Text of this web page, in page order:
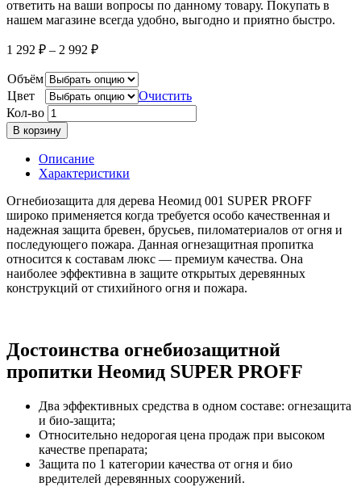
ответить на ваши вопросы по данному товару. Покупать в
нашем магазине всегда удобно, выгодно и приятно быстро.
1 292 ₽ – 2 992 ₽
Объём
Цвет
Очистить
Кол-во
В корзину
Описание
Характеристики
Огнебиозащита для дерева Неомид 001 SUPER PROFF
широко применяется когда требуется особо качественная и
надежная защита бревен, брусьев, пиломатериалов от огня и
последующего пожара. Данная огнезащитная пропитка
относится к составам люкс — премиум качества. Она
наиболее эффективна в защите открытых деревянных
конструкций от стихийного огня и пожара.
Достоинства огнебиозащитной
пропитки Неомид SUPER PROFF
Два эффективных средства в одном составе: огнезащита
и био-защита;
Относительно недорогая цена продаж при высоком
качестве препарата;
Защита по 1 категории качества от огня и био
вредителей деревянных сооружений.